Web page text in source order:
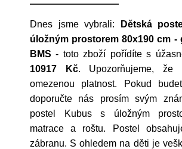
Dnes jsme vybrali:
Dětská
úložným prostorem 80x190 cm -
BMS - toto zboží pořídíte s
10917 Kč. Upozorňujeme, že
omezenou platnost. Pokud
doporučte nás prosím svým
postel Kubus s úložným
matrace a roštu. Postel
zábranu. S ohledem na děti je